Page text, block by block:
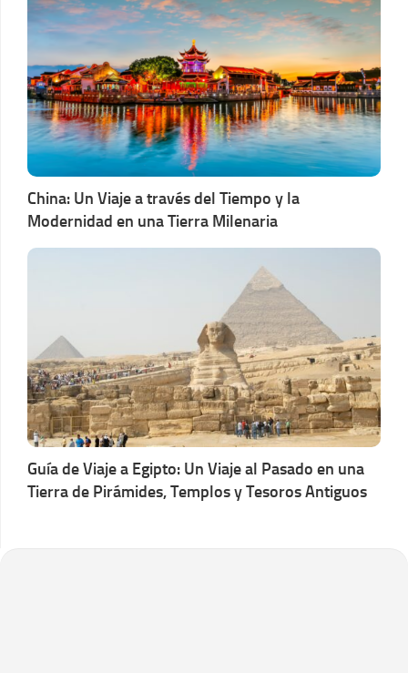
China: Un Viaje a través del Tiempo y la
Modernidad en una Tierra Milenaria
Guía de Viaje a Egipto: Un Viaje al Pasado en una
Tierra de Pirámides, Templos y Tesoros Antiguos